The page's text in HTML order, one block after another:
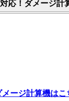
応！ダメージ計
ージ計算機はこ